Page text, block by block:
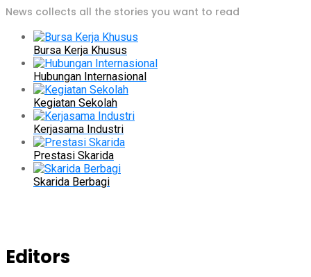
News collects all the stories you want to read
Bursa Kerja Khusus
Hubungan Internasional
Kegiatan Sekolah
Kerjasama Industri
Prestasi Skarida
Skarida Berbagi
Editors